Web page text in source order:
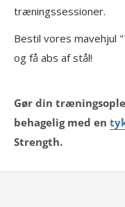
træningssessioner.
Bestil vores mavehjul
og få abs af stål!
Gør din
behagelig med en
Strength.